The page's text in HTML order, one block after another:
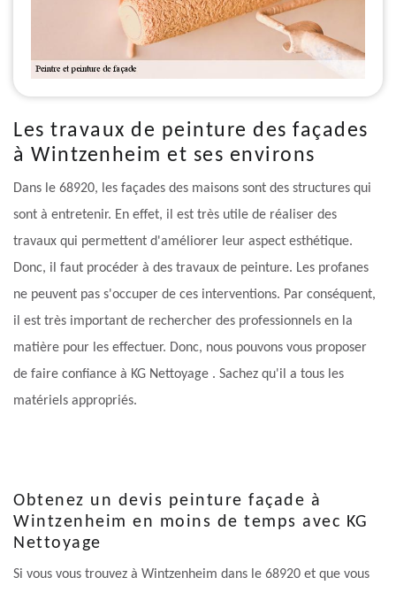
Les travaux de peinture des façades
à Wintzenheim et ses environs
Dans le 68920, les façades des maisons sont des structures qui
sont à entretenir. En effet, il est très utile de réaliser des
travaux qui permettent d'améliorer leur aspect esthétique.
Donc, il faut procéder à des travaux de peinture. Les profanes
ne peuvent pas s'occuper de ces interventions. Par conséquent,
il est très important de rechercher des professionnels en la
matière pour les effectuer. Donc, nous pouvons vous proposer
de faire confiance à KG Nettoyage . Sachez qu'il a tous les
matériels appropriés.
Obtenez un devis peinture façade à
Wintzenheim en moins de temps avec KG
Nettoyage
Si vous vous trouvez à Wintzenheim dans le 68920 et que vous